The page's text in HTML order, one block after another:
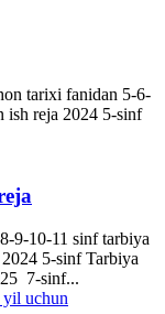
tarixi fanidan 5-6-
ish reja 2024 5-sinf
9-10-11 sinf tarbiya
5-sinf Tarbiya
7-sinf...